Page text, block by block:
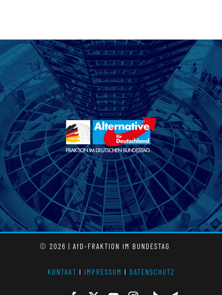
© 2026 | AfD-FRAKTION IM BUNDESTAG
KONTAKT l IMPRESSUM l DATENSCHUTZ